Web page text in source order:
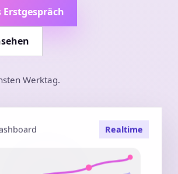
Erstgespräch
Werktag.
Realtime